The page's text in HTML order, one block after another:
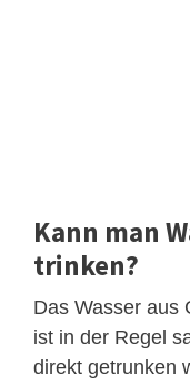
Kann man
trinken?
Das Wasser aus
ist in der Regel
direkt getrunken